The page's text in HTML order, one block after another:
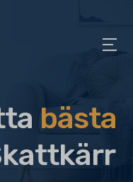
bästa